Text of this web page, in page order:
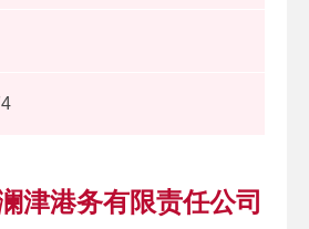
津港务有限责任公司